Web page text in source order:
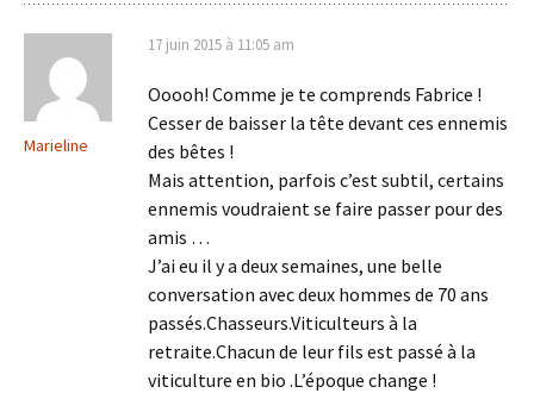
Marieline
17 juin 2015 à 11:05 am
Ooooh! Comme je te comprends Fabrice !
Cesser de baisser la tête devant ces ennemis
des bêtes !
Mais attention, parfois c’est subtil, certains
ennemis voudraient se faire passer pour des
amis …
J’ai eu il y a deux semaines, une belle
conversation avec deux hommes de 70 ans
passés.Chasseurs.Viticulteurs à la
retraite.Chacun de leur fils est passé à la
viticulture en bio .L’époque change !